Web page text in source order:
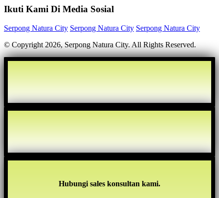
Ikuti Kami Di Media Sosial
Serpong Natura City Serpong Natura City Serpong Natura City
© Copyright 2026, Serpong Natura City. All Rights Reserved.
Hubungi sales konsultan kami.